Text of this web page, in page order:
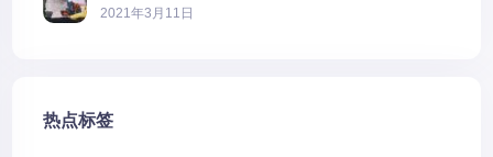
2021年3月11日
热点标签